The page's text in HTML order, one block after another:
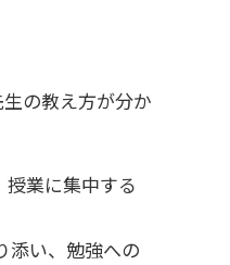
の教え方が分か
業に集中する
添い、勉強への